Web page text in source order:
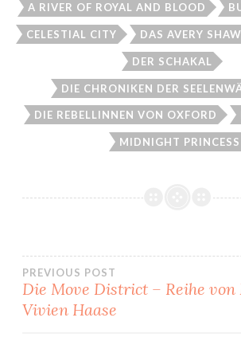
A RIVER OF ROYAL AND BLOOD
CELESTIAL CITY DAS AVERY
DER SCHAKAL
DIE CHRONIKEN DER
DIE REBELLINNEN VON OXFORD
MIDNIGHT PRINCESS
PREVIOUS POST
Die Move District – Reihe
Vivien Haase